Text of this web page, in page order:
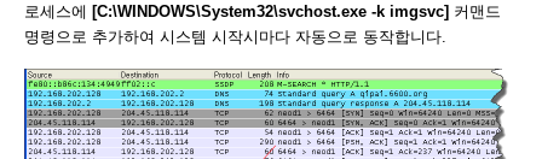
로세스에 [C:\WINDOWS\System32\svchost.exe -k imgsvc] 커맨드
명령으로 추가하여 시스템 시작시마다 자동으로 동작합니다.